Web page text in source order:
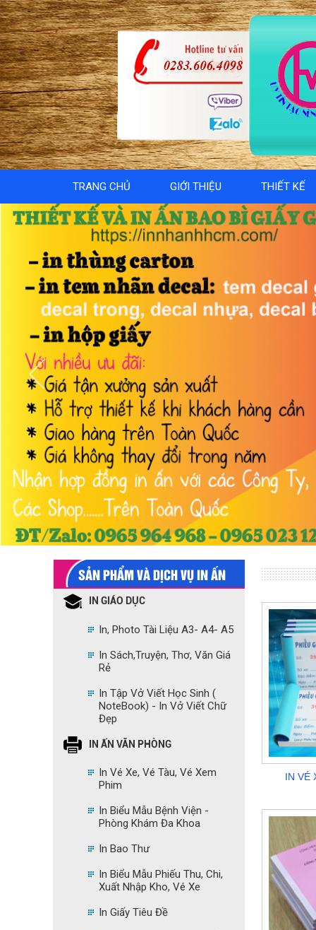
TRANG CHỦ GIỚI THIỆU THIẾT KẾ
SẢN PHẨM VÀ DỊCH VỤ IN ẤN
IN GIÁO DỤC
In, Photo Tài Liệu A3- A4- A5
In Sách,Truyện, Thơ, Văn Giá
Rẻ
In Tập Vở Viết Học Sinh (
NoteBook) - In Vở Viết Chữ
Đẹp
IN ẤN VĂN PHÒNG
In Vé Xe, Vé Tàu, Vé Xem
Phim
In Biểu Mẫu Bệnh Viện -
Phòng Khám Đa Khoa
In Bao Thư
In Biểu Mẫu Phiếu Thu, Chi,
Xuất Nhập Kho, Vé Xe
In Giấy Tiêu Đề
IN VÉ